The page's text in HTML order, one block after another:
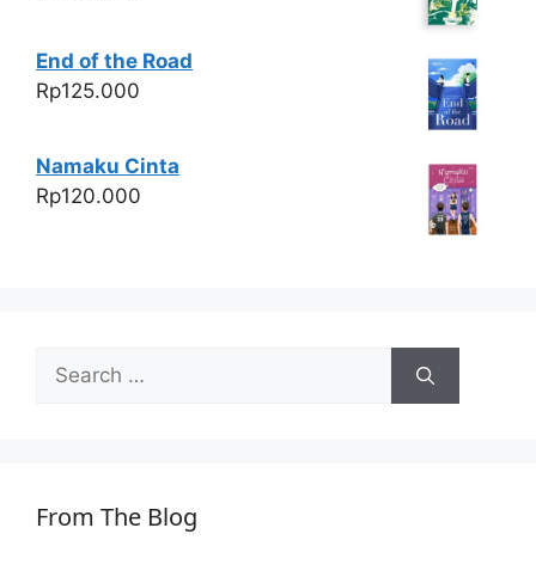
End of the Road
Rp125.000
Namaku Cinta
Rp120.000
Search
for:
From The Blog